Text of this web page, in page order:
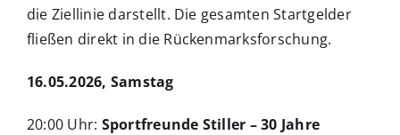
die Ziellinie darstellt. Die gesamten Startgelder
fließen direkt in die Rückenmarksforschung.
16.05.2026, Samstag
20:00 Uhr: Sportfreunde Stiller – 30 Jahre